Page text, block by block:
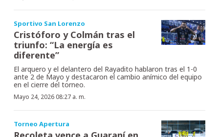
Sportivo San Lorenzo
Cristóforo y Colmán tras el
triunfo: “La energía es
diferente”
El arquero y el delantero del Rayadito hablaron tras el 1-0
ante 2 de Mayo y destacaron el cambio anímico del equipo
en el cierre del torneo.
Mayo 24, 2026 08:27 a. m.
Torneo Apertura